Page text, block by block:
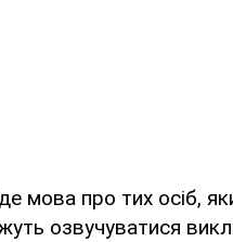
мова про тих осіб,
озвучуватися